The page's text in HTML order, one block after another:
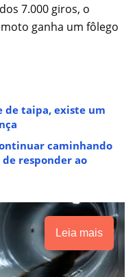
7.000 giros, o
ganha um fôlego
de taipa, existe um
caminhando
responder ao
Leia mais